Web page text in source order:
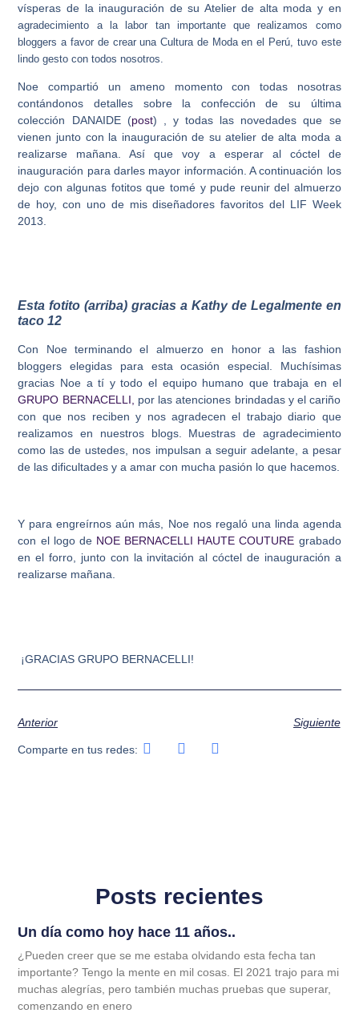
vísperas de la inauguración de su Atelier de alta moda y en
agradecimiento a la labor tan importante que realizamos como
bloggers a favor de crear una Cultura de Moda en el Perú, tuvo este
lindo gesto con todos nosotros.
Noe compartió un ameno momento con todas nosotras
contándonos detalles sobre la confección de su última
colección DANAIDE (post) , y todas las novedades que se
vienen junto con la inauguración de su atelier de alta moda a
realizarse mañana. Así que voy a esperar al cóctel de
inauguración para darles mayor información. A continuación los
dejo con algunas fotitos que tomé y pude reunir del almuerzo
de hoy, con uno de mis diseñadores favoritos del LIF Week
2013.
Esta fotito (arriba) gracias a Kathy de Legalmente en
taco 12
Con Noe terminando el almuerzo en honor a las fashion
bloggers elegidas para esta ocasión especial. Muchísimas
gracias Noe a tí y todo el equipo humano que trabaja en el
GRUPO BERNACELLI,
por las atenciones brindadas y el cariño
con que nos reciben y nos agradecen el trabajo diario que
realizamos en nuestros blogs. Muestras de agradecimiento
como las de ustedes, nos impulsan a seguir adelante, a pesar
de las dificultades y a amar con mucha pasión lo que hacemos.
Y para engreírnos aún más, Noe nos regaló una linda agenda
con el logo de NOE BERNACELLI HAUTE COUTURE grabado
en el forro, junto con la invitación al cóctel de inauguración a
realizarse mañana.
¡GRACIAS GRUPO BERNACELLI!
Anterior Siguiente
Comparte en tus redes:
Posts recientes
Un día como hoy hace 11 años..
¿Pueden creer que se me estaba olvidando esta fecha tan
importante? Tengo la mente en mil cosas. El 2021 trajo para mi
muchas alegrías, pero también muchas pruebas que superar,
comenzando en enero